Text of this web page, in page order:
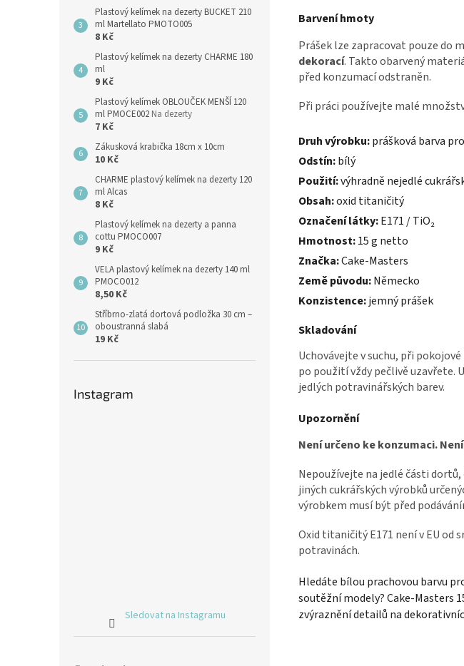
Plastový kelímek na dezerty BUCKET 210
ml Martellato PMOTO005
8 Kč
Plastový kelímek na dezerty CHARME 180
ml
9 Kč
Plastový kelímek OBLOUČEK MENŠÍ 120
ml PMOCE002 Na dezerty
7 Kč
Zákusková krabička 18cm x 10cm
10 Kč
CHARME plastový kelímek na dezerty 120
ml Alcas
8 Kč
Plastový kelímek na dezerty a panna
cottu PMOCO007
9 Kč
VELA plastový kelímek na dezerty 140 ml
PMOCO012
8,50 Kč
Stříbrno-zlatá dortová podložka 30 cm –
oboustranná slabá
19 Kč
Instagram
Sledovat na Instagramu
Barvení hmoty
Prášek lze zapracovat pouze do
dekorací. Takto obarvený
před konzumací odstraněn.
Při práci používejte malé
Druh výrobku:prášková barva
Odstín:bílý
Použití:výhradně nejedlé
Obsah:oxid titaničitý
Označení látky:E171 / TiO₂
Hmotnost:15 g netto
Značka:Cake-Masters
Země původu:Německo
Konzistence:jemný prášek
Skladování
Uchovávejte v suchu, při
po použití vždy pečlivě uzavřete.
jedlých potravinářských barev.
Upozornění
Není určeno ke konzumaci.
Nepoužívejte na jedlé části
jiných cukrářských výrobků
výrobkem musí být před
Oxid titaničitý E171 není v EU od
potravinách.
Hledáte bílou prachovou barvu
soutěžní modely? Cake-Masters
zvýraznění detailů na